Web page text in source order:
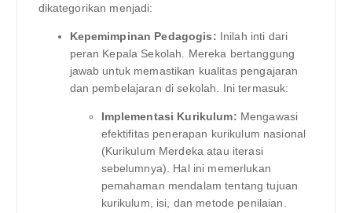
dikategorikan menjadi:
Kepemimpinan Pedagogis: Inilah inti dari
peran Kepala Sekolah. Mereka bertanggung
jawab untuk memastikan kualitas pengajaran
dan pembelajaran di sekolah. Ini termasuk:
Implementasi Kurikulum: Mengawasi
efektifitas penerapan kurikulum nasional
(Kurikulum Merdeka atau iterasi
sebelumnya). Hal ini memerlukan
pemahaman mendalam tentang tujuan
kurikulum, isi, dan metode penilaian.